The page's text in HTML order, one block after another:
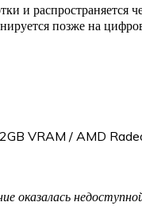
и
позже на
VRAM / AMD
оказалась